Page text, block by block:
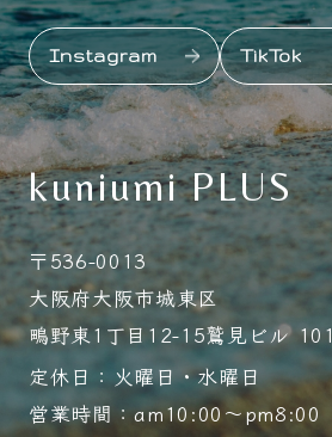
Instagram TikTok
kuniumi PLUS
〒536-0013
大阪府大阪市城東区
鴫野東1丁目12-15鷲見ビル 101
定休日：火曜日・水曜日
営業時間：am10:00～pm8:00